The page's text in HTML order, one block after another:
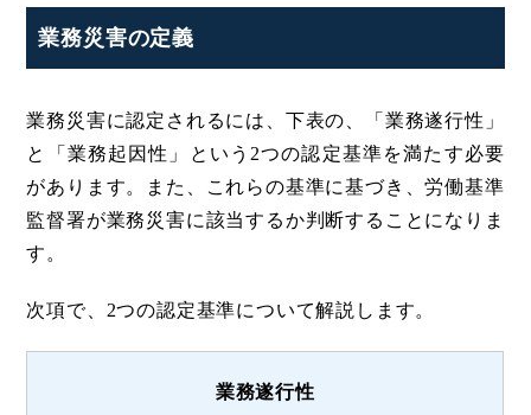
業務災害の定義
業務災害に認定されるには、下表の、「業務遂行性」
と「業務起因性」という2つの認定基準を満たす必要
があります。また、これらの基準に基づき、労働基準
監督署が業務災害に該当するか判断することになりま
す。
次項で、2つの認定基準について解説します。
業務遂行性